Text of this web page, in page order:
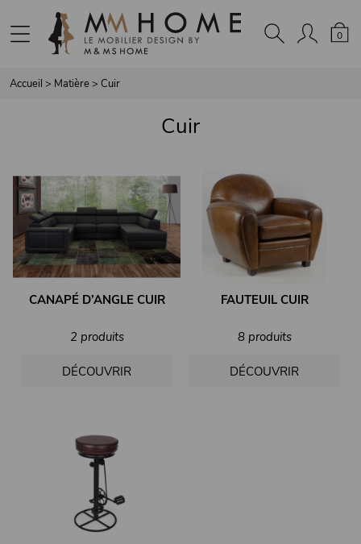
0
Accueil > Matière> Cuir
Cuir
CANAPÉ D’ANGLE CUIR
2 produits
DÉCOUVRIR
FAUTEUIL CUIR
8 produits
DÉCOUVRIR
Panneau de gestion des cookies